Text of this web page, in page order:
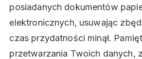
posiadanych dokumentów
elektronicznych, usuwając
czas przydatności minął.
przetwarzania Twoich danych,